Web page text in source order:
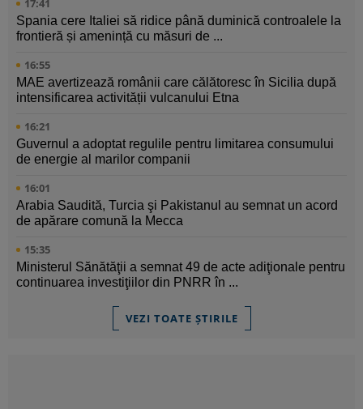
17:41
Spania cere Italiei să ridice până duminică controalele la
frontieră și amenință cu măsuri de ...
16:55
MAE avertizează românii care călătoresc în Sicilia după
intensificarea activității vulcanului Etna
16:21
Guvernul a adoptat regulile pentru limitarea consumului
de energie al marilor companii
16:01
Arabia Saudită, Turcia şi Pakistanul au semnat un acord
de apărare comună la Mecca
15:35
Ministerul Sănătăţii a semnat 49 de acte adiţionale pentru
continuarea investiţiilor din PNRR în ...
VEZI TOATE ȘTIRILE